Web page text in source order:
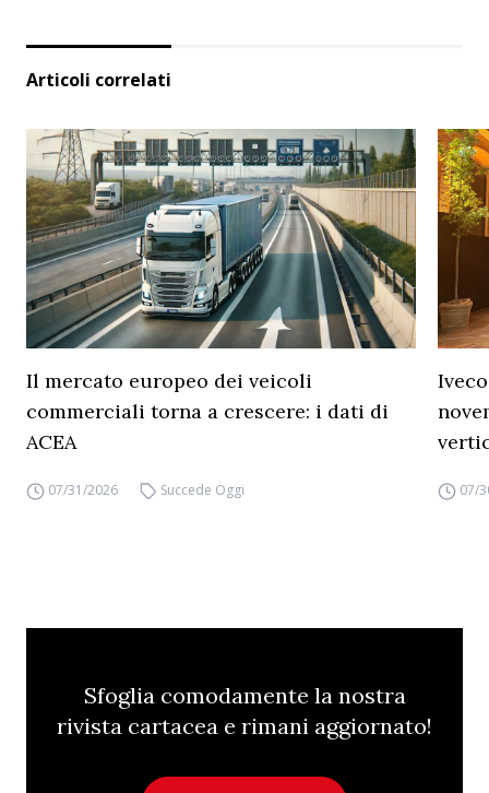
Articoli correlati
Il mercato europeo dei veicoli
commerciali torna a crescere: i dati di
ACEA
07/31/2026 Succede Oggi 07/
Sfoglia comodamente la nostra
rivista cartacea e rimani aggiornato!